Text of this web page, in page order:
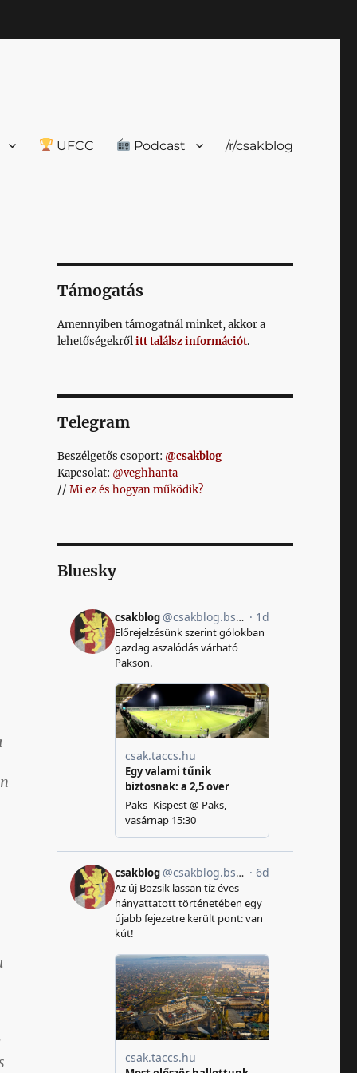
UFCC Podcast /r/csakblog
Támogatás
Amennyiben támogatnál minket, akkor a
lehetőségekrőlitt találsz információt.
Telegram
Beszélgetős csoport: @csakblog
Kapcsolat: @veghhanta
// Mi ez és hogyan működik?
Bluesky